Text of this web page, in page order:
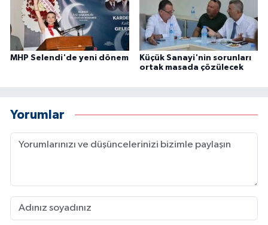
MHP Selendi'de yeni dönem
Küçük Sanayi'nin sorunları
ortak masada çözülecek
Yorumlar